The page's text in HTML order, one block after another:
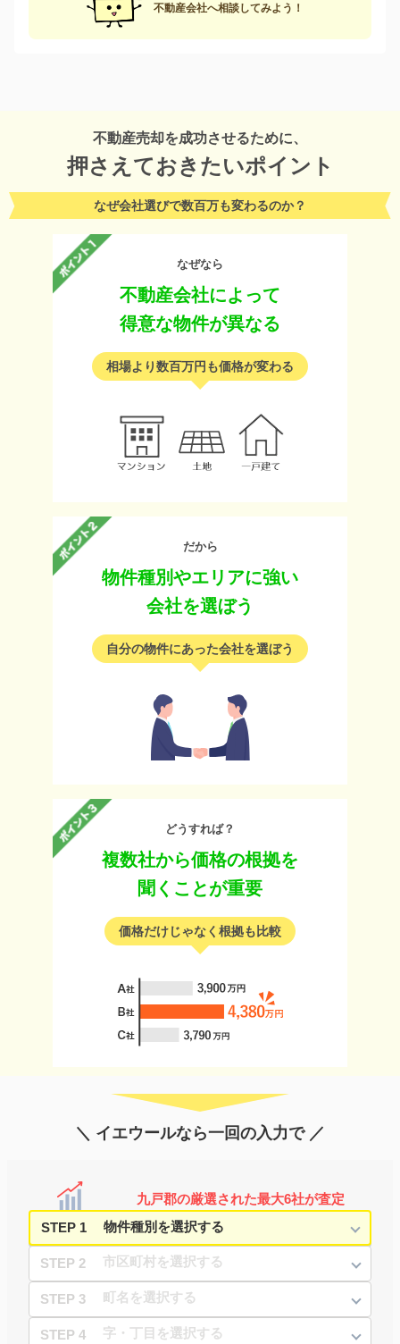
不動産会社へ相談してみよう！
不動産売却を成功させるために、
押さえておきたいポイント
なぜ会社選びで数百万も変わるのか？
なぜなら
不動産会社によって
得意な物件が異なる
相場より数百万円も価格が変わる
だから
物件種別やエリアに強い
会社を選ぼう
自分の物件にあった会社を選ぼう
どうすれば？
複数社から価格の根拠を
聞くことが重要
価格だけじゃなく根拠も比較
＼ イエウールなら一回の入力で ／
九戸郡の厳選された最大6社が査定
STEP 1
STEP 2
STEP 3
STEP 4